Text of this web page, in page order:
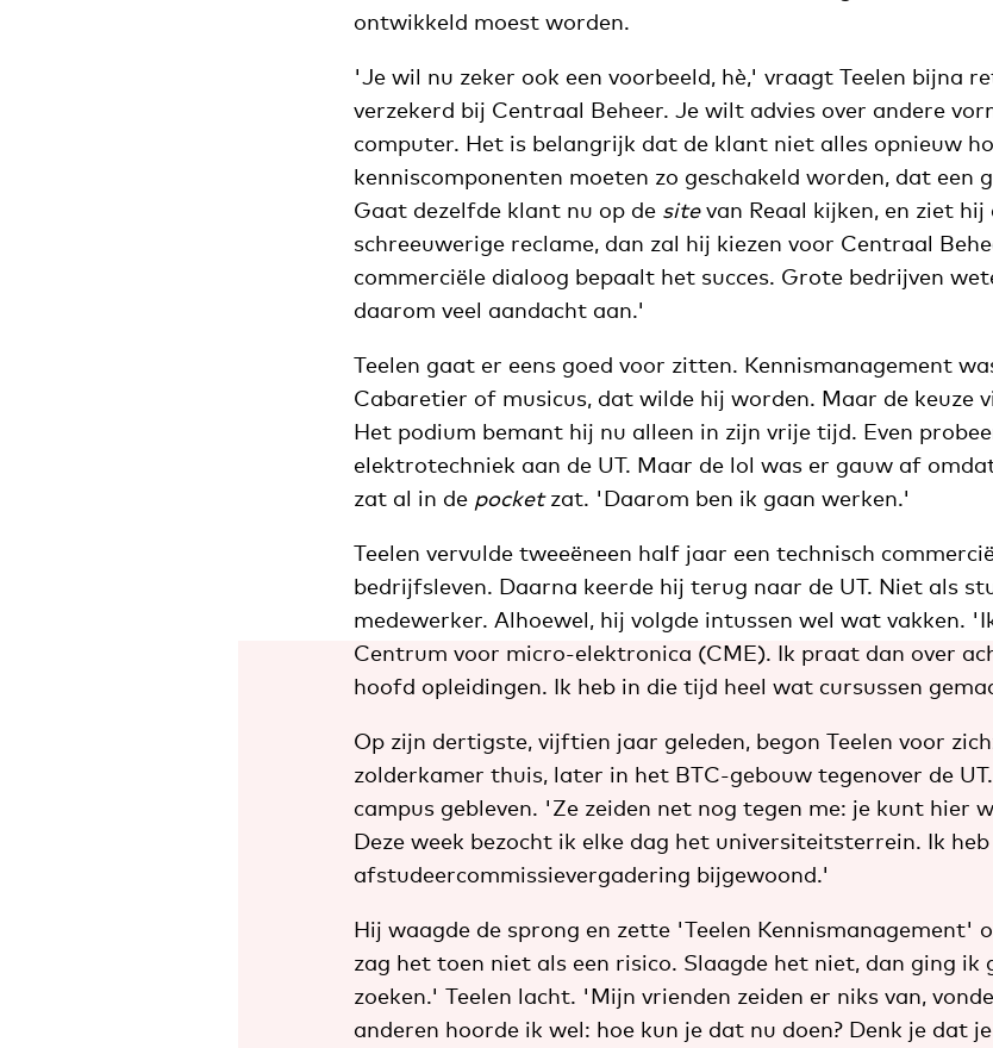
ontwikkeld moest worden.
'Je wil nu zeker ook een voorbeeld, hè,' vraagt Teelen bijna
verzekerd bij Centraal Beheer. Je wilt advies over andere
computer. Het is belangrijk dat de klant niet alles opnieuw
kenniscomponenten moeten zo geschakeld worden, dat een
Gaat dezelfde klant nu op de sitevan Reaal kijken, en ziet hij
schreeuwerige reclame, dan zal hij kiezen voor Centraal
commerciële dialoog bepaalt het succes. Grote bedrijven
daarom veel aandacht aan.'
Teelen gaat er eens goed voor zitten. Kennismanagement
Cabaretier of musicus, dat wilde hij worden. Maar de keuze
Het podium bemant hij nu alleen in zijn vrije tijd. Even
elektrotechniek aan de UT. Maar de lol was er gauw af
zat al in de pocketzat. 'Daarom ben ik gaan werken.'
Teelen vervulde tweeëneen half jaar een technisch
bedrijfsleven. Daarna keerde hij terug naar de UT. Niet als
medewerker. Alhoewel, hij volgde intussen wel wat vakken.
Centrum voor micro-elektronica (CME). Ik praat dan over
hoofd opleidingen. Ik heb in die tijd heel wat cursussen
Op zijn dertigste, vijftien jaar geleden, begon Teelen voor
zolderkamer thuis, later in het BTC-gebouw tegenover de
campus gebleven. 'Ze zeiden net nog tegen me: je kunt hier
Deze week bezocht ik elke dag het universiteitsterrein. Ik
afstudeercommissievergadering bijgewoond.'
Hij waagde de sprong en zette 'Teelen Kennismanagement'
zag het toen niet als een risico. Slaagde het niet, dan ging ik
zoeken.' Teelen lacht. 'Mijn vrienden zeiden er niks van,
anderen hoorde ik wel: hoe kun je dat nu doen? Denk je dat